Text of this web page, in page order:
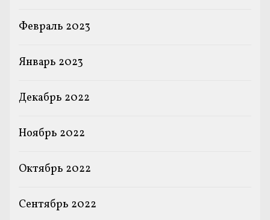
Февраль 2023
Январь 2023
Декабрь 2022
Ноябрь 2022
Октябрь 2022
Сентябрь 2022